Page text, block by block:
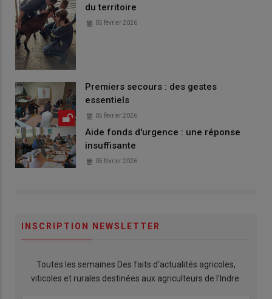
du territoire
05 février 2026
Premiers secours : des gestes
essentiels
05 février 2026
Aide fonds d'urgence : une réponse
insuffisante
05 février 2026
INSCRIPTION NEWSLETTER
Toutes les semaines Des faits d'actualités agricoles,
viticoles et rurales destinées aux agriculteurs de l'Indre.